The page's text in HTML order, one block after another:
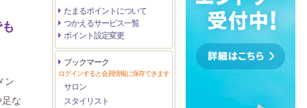
ン
な
たまるポイントについて
つかえるサービス一覧
ポイント設定変更
ブックマーク
ログインすると会員情報に保存できます
サロン
スタイリスト